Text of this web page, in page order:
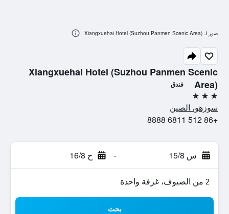
Xiangxuehai Hotel (Suzhou Panmen Scenic
Area)
فندق
3 نجوم
سوزهو، الصين
+86 512 6811 8888
س 15/8 - ح 16/8
2 من الضيوف، غرفة واحدة
بحث
صور لـ Xiangxuehai Hotel (Suzhou Panmen Scenic Area)